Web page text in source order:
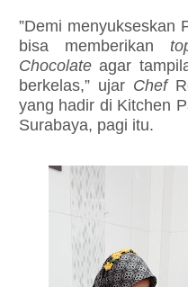
”Demi menyukseskan
bisa memberikan
Chocolate agar
berkelas,” ujar Chef
yang hadir di Kitchen
Surabaya, pagi itu.